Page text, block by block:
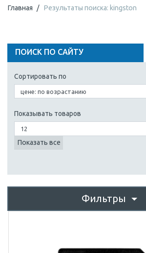
Главная Результаты поиска: kingston
ПОИСК ПО САЙТУ
Сортировать по
Показывать товаров
Показать все
Фильтры